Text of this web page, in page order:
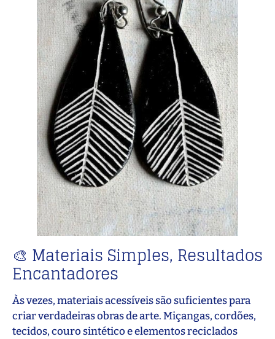
🎨 Materiais Simples, Resultados
Encantadores
Às vezes, materiais acessíveis são suficientes para
criar verdadeiras obras de arte. Miçangas, cordões,
tecidos, couro sintético e elementos reciclados